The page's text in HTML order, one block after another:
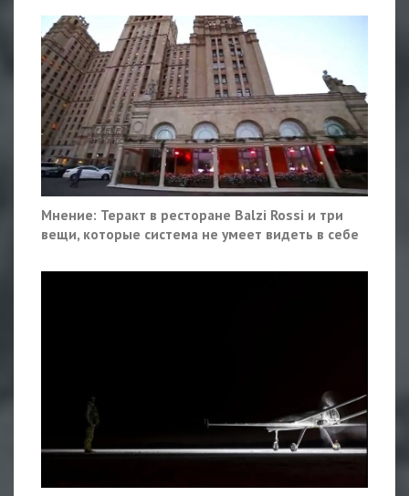
Мнение: Теракт в ресторане Balzi Rossi и три
вещи, которые система не умеет видеть в себе